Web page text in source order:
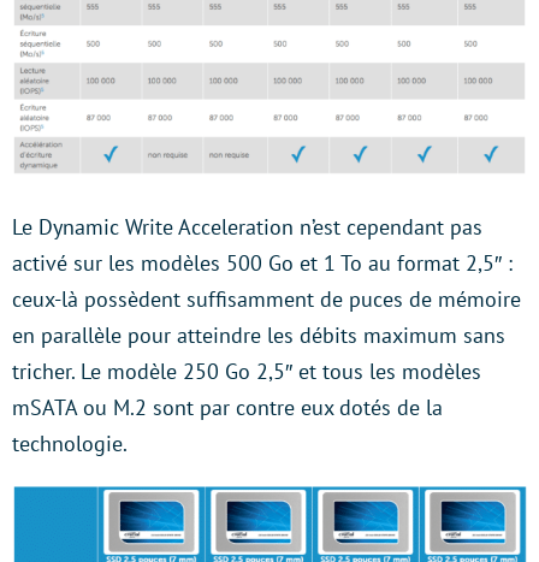
Le Dynamic Write Acceleration n’est cependant pas
activé sur les modèles 500 Go et 1 To au format 2,5″ :
ceux-là possèdent suffisamment de puces de mémoire
en parallèle pour atteindre les débits maximum sans
tricher. Le modèle 250 Go 2,5″ et tous les modèles
mSATA ou M.2 sont par contre eux dotés de la
technologie.